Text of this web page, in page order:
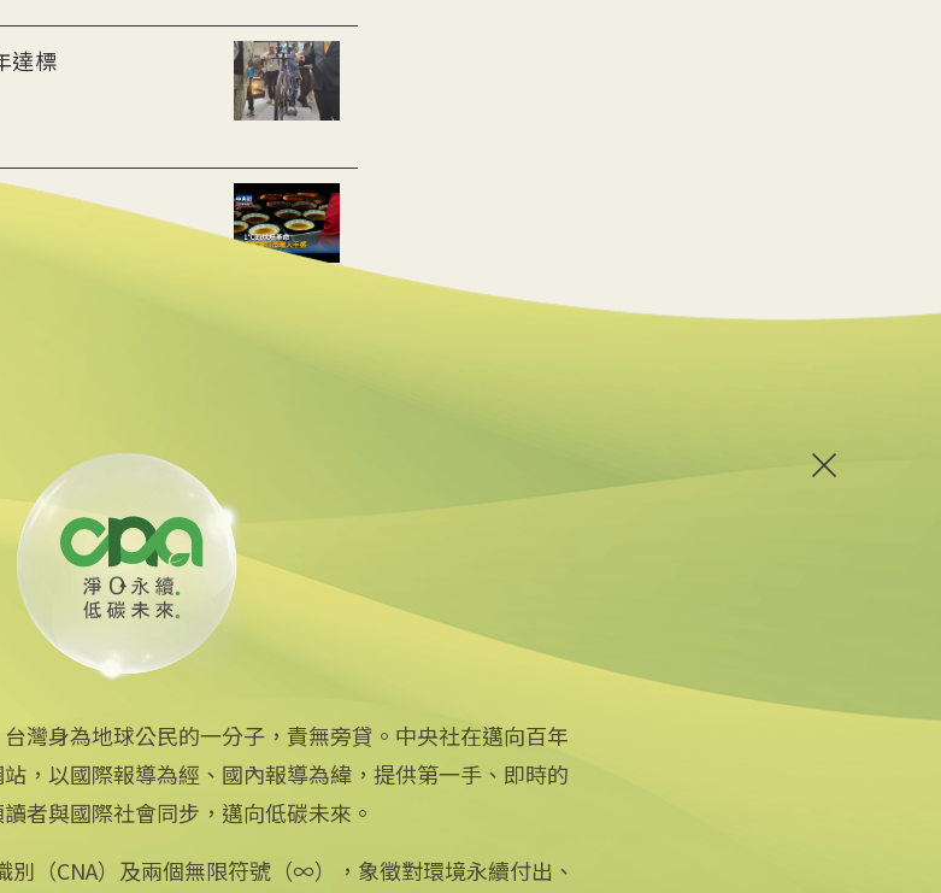
達標
Focus Taiwan
フォーカス台湾
iOS app 下載
Android app 下載
灣身為地球公民的一分子，責無旁貸。中央社在邁向百年
，以國際報導為經、國內報導為緯，提供第一手、即時的
者與國際社會同步，邁向低碳未來。
（CNA）及兩個無限符號（∞），象徵對環境永續付出、